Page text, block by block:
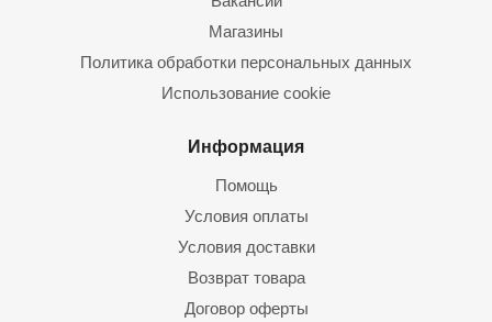
Магазины
Политика обработки персональных данных
Использование cookie
Информация
Помощь
Условия оплаты
Условия доставки
Возврат товара
Договор оферты